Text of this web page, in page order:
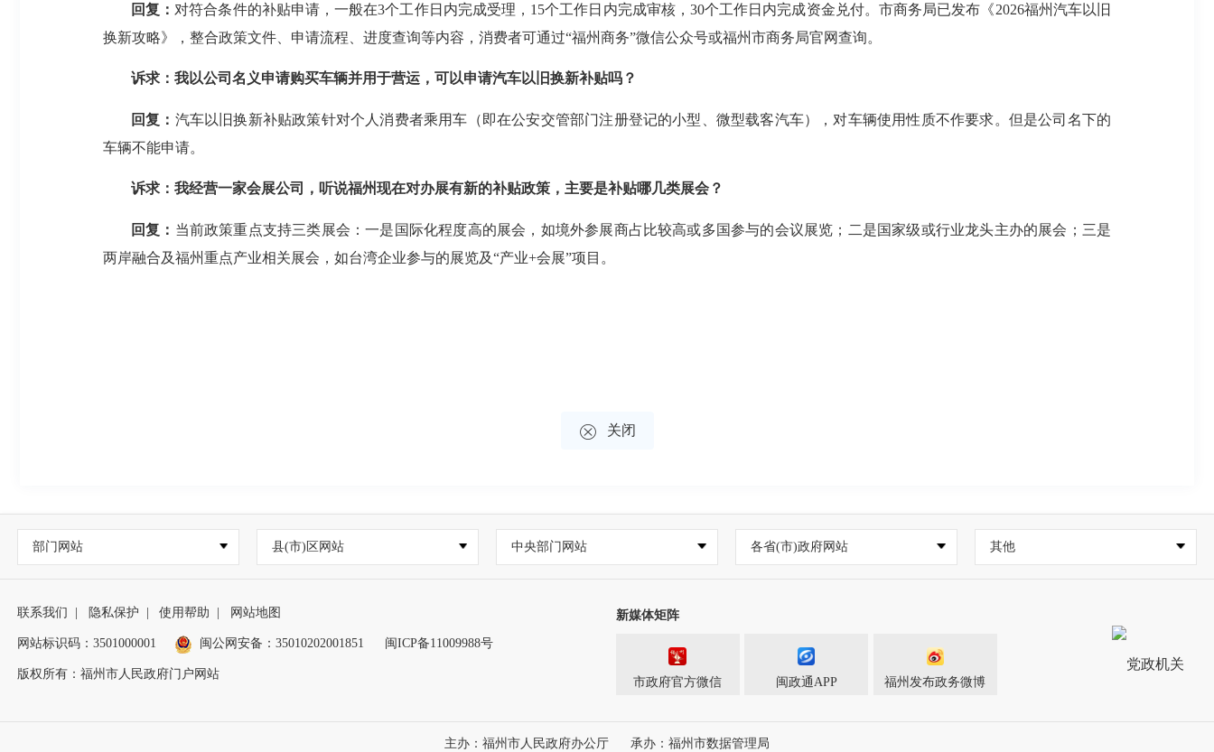
回复： 对符合条件的补贴申请，一般在3个工作日内完成受理，15个工作日内完成审核，30个工作日内完成资金兑付。市商务局已发布《2026福州汽车以旧
换新攻略》，整合政策文件、申请流程、进度查询等内容，消费者可通过“福州商务”微信公众号或福州市商务局官网查询。
诉求：我以公司名义申请购买车辆并用于营运，可以申请汽车以旧换新补贴吗？
回复： 汽车以旧换新补贴政策针对个人消费者乘用车（即在公安交管部门注册登记的小型、微型载客汽车），对车辆使用性质不作要求。但是公司名下的
车辆不能申请。
诉求：我经营一家会展公司，听说福州现在对办展有新的补贴政策，主要是补贴哪几类展会？
回复： 当前政策重点支持三类展会：一是国际化程度高的展会，如境外参展商占比较高或多国参与的会议展览；二是国家级或行业龙头主办的展会；三是
两岸融合及福州重点产业相关展会，如台湾企业参与的展览及“产业+会展”项目。
 关闭
部门网站 县(市)区网站 中央部门网站 各省(市)政府网站 其他
联系我们 隐私保护 使用帮助 网站地图
网站标识码：3501000001 闽公网安备： 35010202001851 闽ICP备11009988号
版权所有：福州市人民政府门户网站
新媒体矩阵
市政府官方微信 闽政通APP 福州发布政务微博
主办：福州市人民政府办公厅 承办：福州市数据管理局